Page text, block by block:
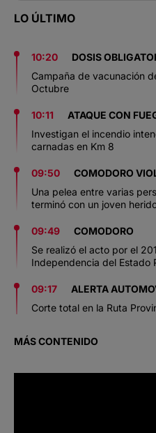
LO ÚLTIMO
10:20
DOSIS
Campaña de vacunación
Octubre
10:11
ATAQUE CON
Investigan el incendio
carnadas en Km 8
09:50
COMODORO
Una pelea entre varias
terminó con un joven
09:49
COMODORO
Se realizó el acto por el
Independencia del Estado
09:17
ALERTA
Corte total en la Ruta
MÁS CONTENIDO